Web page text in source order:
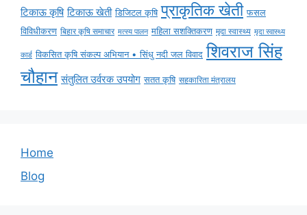
टिकाऊ कृषि टिकाऊ खेती डिजिटल कृषि प्राकृतिक खेती फसल
विविधीकरण बिहार कृषि समाचार मत्स्य पालन महिला सशक्तिकरण मृदा स्वास्थ्य मृदा स्वास्थ्य
कार्ड विकसित कृषि संकल्प अभियान • सिंधु नदी जल विवाद शिवराज सिंह
चौहान संतुलित उर्वरक उपयोग सतत कृषि सहकारिता मंत्रालय
Home
Blog